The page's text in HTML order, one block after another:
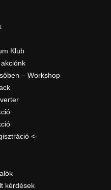
Klub
– Workshop
<-
kérdések